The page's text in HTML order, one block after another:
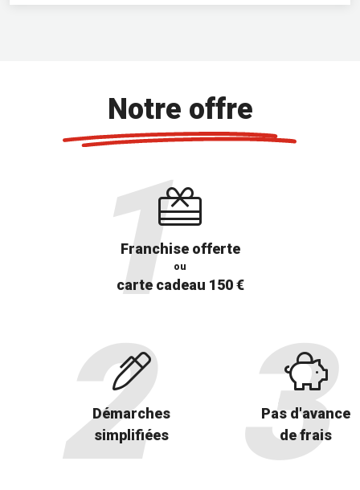
Notre offre
Franchise offerte
ou
carte cadeau 150 €
Démarches
simplifiées
Pas d'avance
de frais